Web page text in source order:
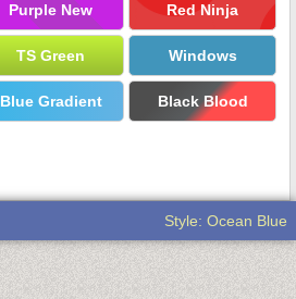
Purple New Red Ninja
TS Green Windows
Blue Gradient Black Blood
Style: Ocean Blue